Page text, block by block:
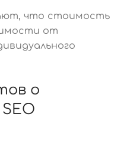
что стоимость
от
о